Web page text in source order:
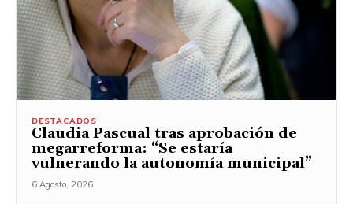
DESTACADOS
Claudia Pascual tras aprobación de
megarreforma: “Se estaría
vulnerando la autonomía municipal”
6 Agosto, 2026